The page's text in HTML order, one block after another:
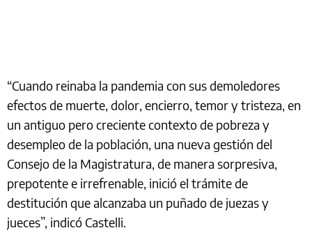
“Cuando reinaba la pandemia con sus demoledores
efectos de muerte, dolor, encierro, temor y tristeza, en
un antiguo pero creciente contexto de pobreza y
desempleo de la población, una nueva gestión del
Consejo de la Magistratura, de manera sorpresiva,
prepotente e irrefrenable, inició el trámite de
destitución que alcanzaba un puñado de juezas y
jueces”, indicó Castelli.